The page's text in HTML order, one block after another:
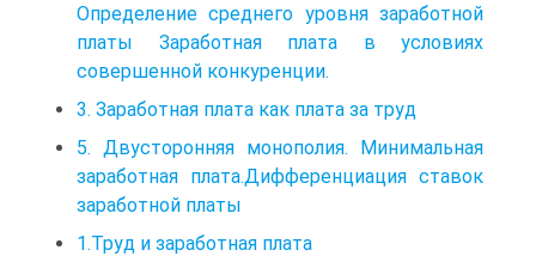
Определение среднего уровня заработной
платы Заработная плата в условиях
совершенной конкуренции.
3. Заработная плата как плата за труд
5. Двусторонняя монополия. Минимальная
заработная плата.Дифференциация ставок
заработной платы
1.Труд и заработная плата